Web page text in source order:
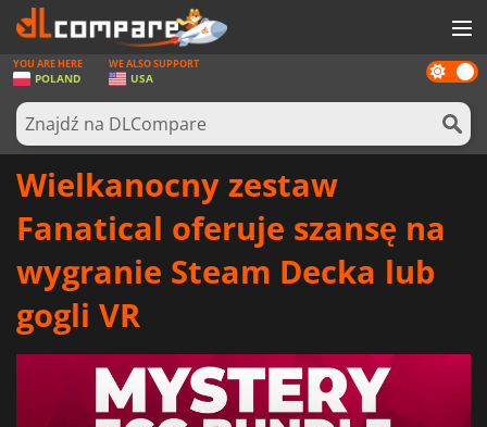
GRY
KARTY DO GIER
OPROGRAMOWANIE
AKTUALNOŚCI
ZALOGUJ SIĘ LUB ZAREJESTRUJ
Dark
mode
YOU ARE HERE
POLAND
WE ALSO SUPPORT
USA
Wielkanocny zestaw
Fanatical oferuje szansę na
wygranie Steam Decka lub
gogli VR